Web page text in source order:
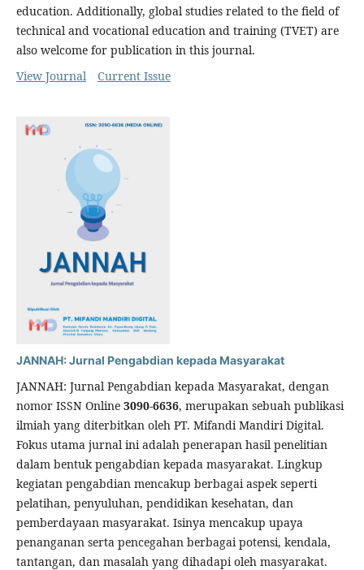
education. Additionally, global studies related to the field of
technical and vocational education and training (TVET) are
also welcome for publication in this journal.
View Journal
Current Issue
JANNAH: Jurnal Pengabdian kepada Masyarakat
JANNAH: Jurnal Pengabdian kepada Masyarakat, dengan
nomor ISSN Online 3090-6636, merupakan sebuah publikasi
ilmiah yang diterbitkan oleh PT. Mifandi Mandiri Digital.
Fokus utama jurnal ini adalah penerapan hasil penelitian
dalam bentuk pengabdian kepada masyarakat. Lingkup
kegiatan pengabdian mencakup berbagai aspek seperti
pelatihan, penyuluhan, pendidikan kesehatan, dan
pemberdayaan masyarakat. Isinya mencakup upaya
penanganan serta pencegahan berbagai potensi, kendala,
tantangan, dan masalah yang dihadapi oleh masyarakat.